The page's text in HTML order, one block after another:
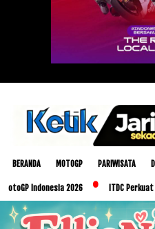
BERANDA MOTOGP PARIWISATA
2026 ITDC Perkuat Talenta